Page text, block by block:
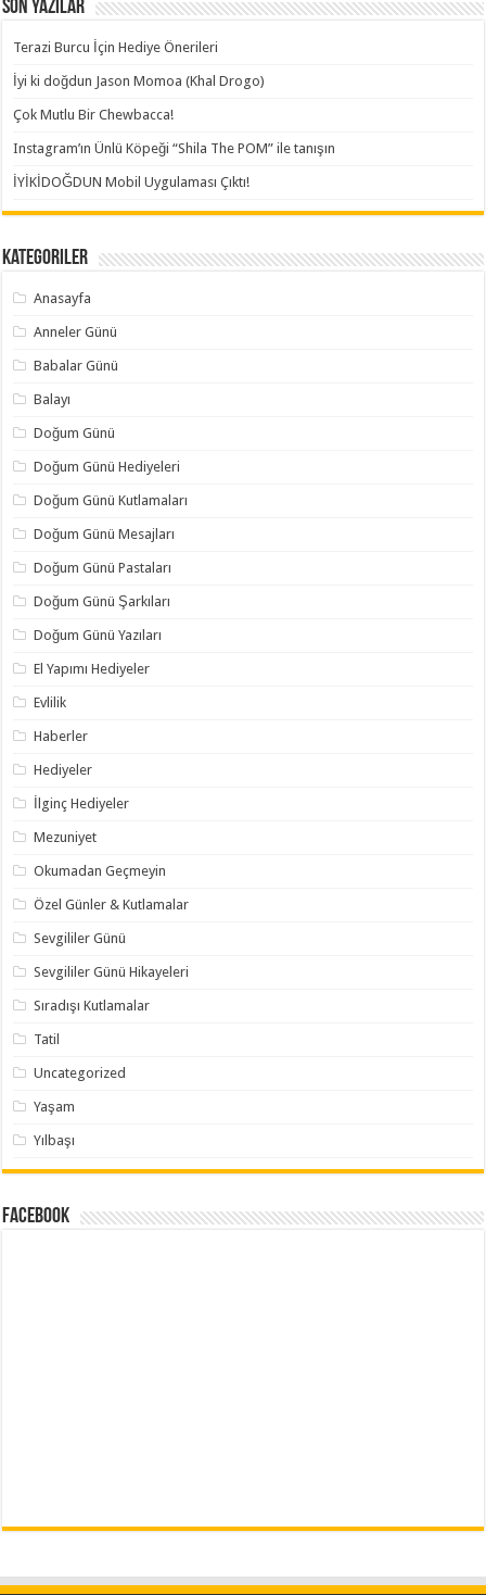
Son Yazılar
Terazi Burcu İçin Hediye Önerileri
İyi ki doğdun Jason Momoa (Khal Drogo)
Çok Mutlu Bir Chewbacca!
Instagram’ın Ünlü Köpeği “Shila The POM” ile tanışın
İYİKİDOĞDUN Mobil Uygulaması Çıktı!
Kategoriler
Anasayfa
Anneler Günü
Babalar Günü
Balayı
Doğum Günü
Doğum Günü Hediyeleri
Doğum Günü Kutlamaları
Doğum Günü Mesajları
Doğum Günü Pastaları
Doğum Günü Şarkıları
Doğum Günü Yazıları
El Yapımı Hediyeler
Evlilik
Haberler
Hediyeler
İlginç Hediyeler
Mezuniyet
Okumadan Geçmeyin
Özel Günler & Kutlamalar
Sevgililer Günü
Sevgililer Günü Hikayeleri
Sıradışı Kutlamalar
Tatil
Uncategorized
Yaşam
Yılbaşı
Facebook